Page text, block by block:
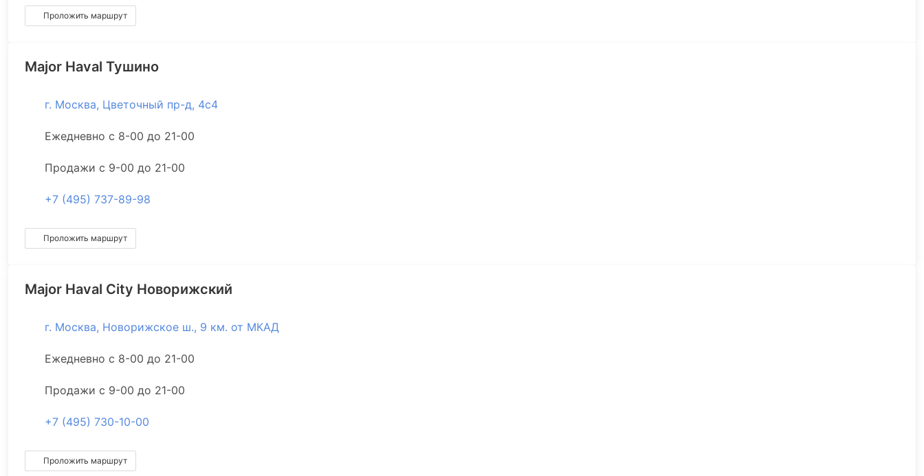
Проложить маршрут
Major Haval Тушино
г. Москва, Цветочный пр-д, 4с4
Ежедневно с 8-00 до 21-00
Продажи с 9-00 до 21-00
+7 (495) 737-89-98
Проложить маршрут
Major Haval City Новорижский
г. Москва, Новорижское ш., 9 км. от МКАД
Ежедневно с 8-00 до 21-00
Продажи с 9-00 до 21-00
+7 (495) 730-10-00
Проложить маршрут